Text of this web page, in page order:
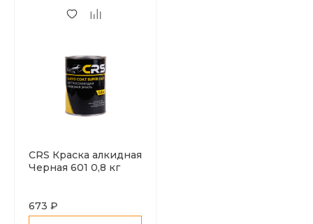
CRS Краска алкидная
Черная 601 0,8 кг
673 ₽